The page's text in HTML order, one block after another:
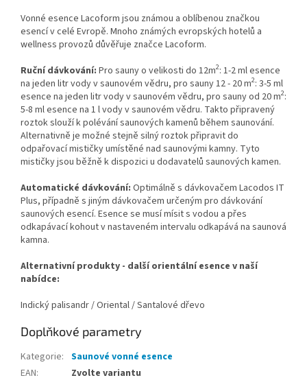
Vonné esence Lacoform jsou známou a oblíbenou značkou
esencí v celé Evropě. Mnoho známých evropských hotelů a
wellness provozů důvěřuje značce Lacoform.
Ruční dávkování: Pro sauny o velikosti do 12m2: 1-2 ml esence
na jeden litr vody v saunovém vědru, pro sauny 12 - 20 m2: 3-5 ml
esence na jeden litr vody v saunovém vědru, pro sauny od 20 m2:
5-8 ml esence na 1 l vody v saunovém vědru. Takto připravený
roztok slouží k polévání saunových kamenů během saunování.
Alternativně je možné stejně silný roztok připravit do
odpařovací mističky umístěné nad saunovými kamny. Tyto
mističky jsou běžně k dispozici u dodavatelů saunových kamen.
Automatické dávkování: Optimálně s dávkovačem Lacodos IT
Plus, případně s jiným dávkovačem určeným pro dávkování
saunových esencí. Esence se musí mísit s vodou a přes
odkapávací kohout v nastaveném intervalu odkapává na saunová
kamna.
Alternativní produkty - další orientální esence v naší
nabídce:
Indický palisandr / Oriental / Santalové dřevo
Doplňkové parametry
Kategorie: Saunové vonné esence
EAN: Zvolte variantu